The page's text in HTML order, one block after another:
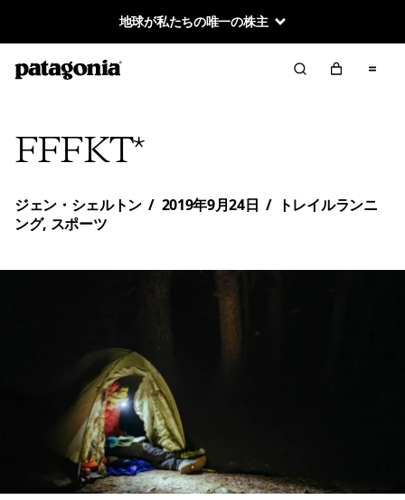
地球が私たちの唯一の株主
FFFKT*
ジェン・シェルトン / 2019年9月24日 / トレイルランニ
ング, スポーツ